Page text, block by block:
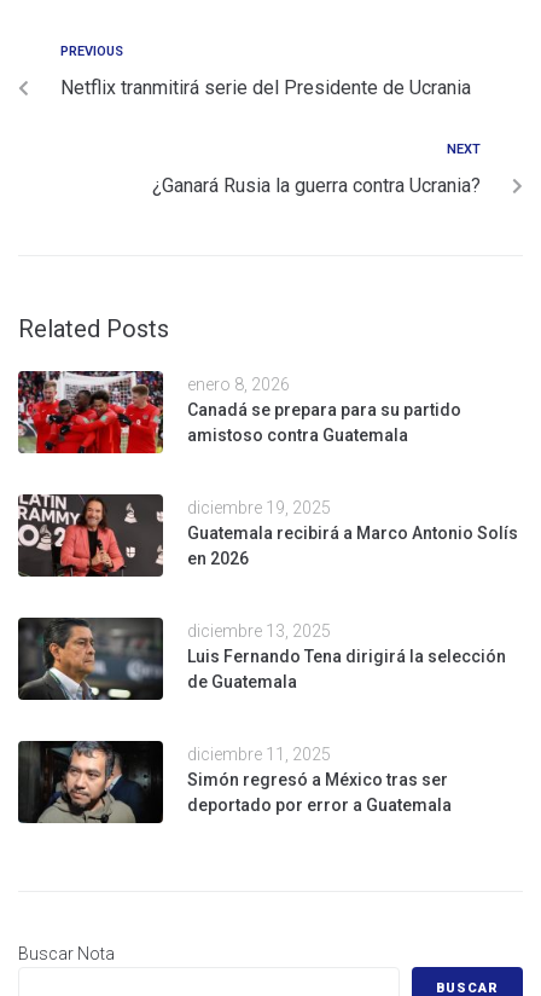
PREVIOUS
Netflix tranmitirá serie del Presidente de Ucrania
NEXT
¿Ganará Rusia la guerra contra Ucrania?
Related Posts
enero 8, 2026
Canadá se prepara para su partido
amistoso contra Guatemala
diciembre 19, 2025
Guatemala recibirá a Marco Antonio Solís
en 2026
diciembre 13, 2025
Luis Fernando Tena dirigirá la selección
de Guatemala
diciembre 11, 2025
Simón regresó a México tras ser
deportado por error a Guatemala
Buscar Nota
BUSCAR